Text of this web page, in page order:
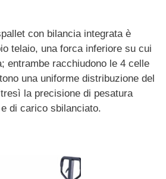
con bilancia integrata è
telaio, una forca inferiore su cui
entrambe racchiudono le 4 celle
una uniforme distribuzione del
la precisione di pesatura
di carico sbilanciato.